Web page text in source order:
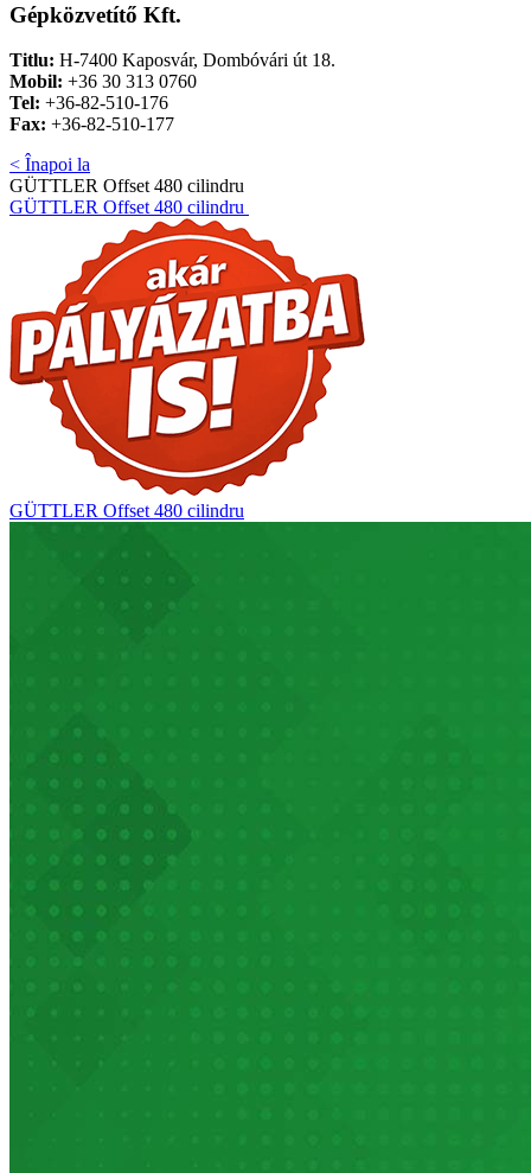
Gépközvetítő Kft.
Titlu: H-7400 Kaposvár, Dombóvári út 18.
Mobil: +36 30 313 0760
Tel: +36-82-510-176
Fax: +36-82-510-177
< Înapoi la
GÜTTLER Offset 480 cilindru
GÜTTLER Offset 480 cilindru
GÜTTLER Offset 480 cilindru